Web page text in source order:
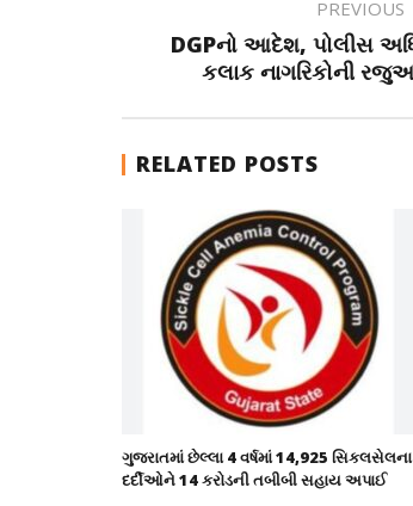
PREVIOUS
DGPનો આદેશ, પોલીસ
કલાક નાગરિકોની
RELATED POSTS
ગુજરાતમાં છેલ્લા 4 વર્ષમાં 14,925 સિકલસેલના
દર્દીઓને 14 કરોડની તબીબી સહાય અપાઈ